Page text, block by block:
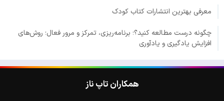
معرفی بهترین انتشارات کتاب کودک
چگونه درست مطالعه کنید؟؛ برنامه‌ریزی، تمرکز و مرور فعال؛ روش‌های
افزایش یادگیری و یادآوری
همکاران تاپ ناز